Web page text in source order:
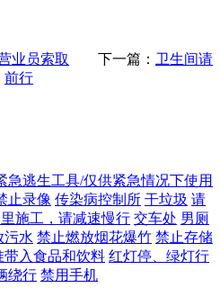
业员索取 下一篇： 卫生间请
前行
急逃生工具/仅供紧急情况下使用
止录像 传染病控制所 干垃圾 请
施工，请减速慢行 交车处 男厕
污水 禁止燃放烟花爆竹 禁止存储
带入食品和饮料 红灯停、绿灯行
绕行 禁用手机